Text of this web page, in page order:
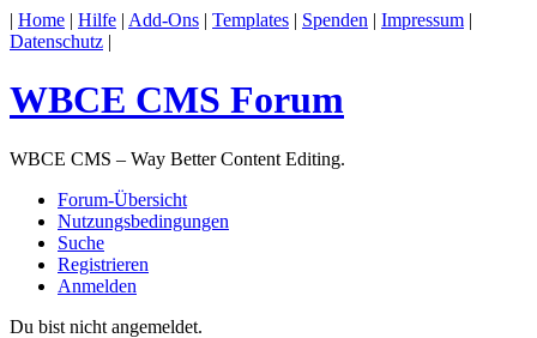
| Home | Hilfe | Add-Ons | Templates | Spenden | Impressum |
Datenschutz |
WBCE CMS Forum
WBCE CMS – Way Better Content Editing.
Forum-Übersicht
Nutzungsbedingungen
Suche
Registrieren
Anmelden
Du bist nicht angemeldet.